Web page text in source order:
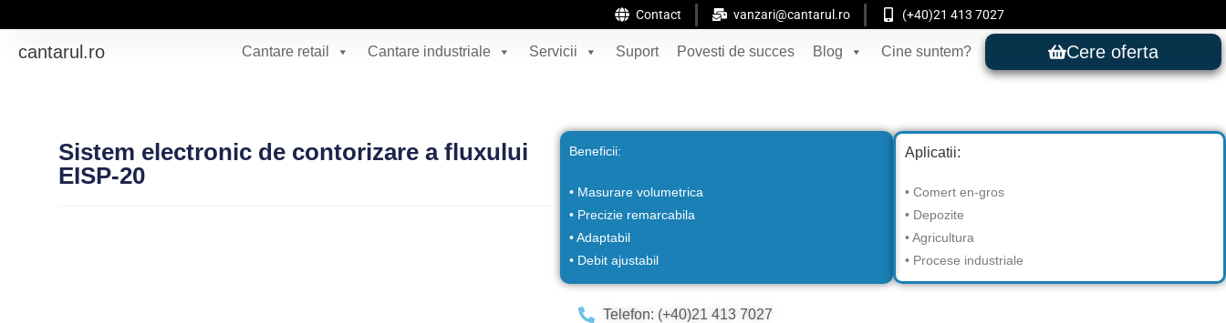
Contact vanzari@cantarul.ro (+40)21 413 7027
cantarul.ro Cantare retail Cantare industriale Servicii Suport Povesti de succes Blog Cine suntem? Cere oferta
Sistem electronic de contorizare a fluxului
EISP-20
Beneficii:
• Masurare volumetrica
• Precizie remarcabila
• Adaptabil
• Debit ajustabil
Aplicatii:
• Comert en-gros
• Depozite
• Agricultura
• Procese industriale
Telefon: (+40)21 413 7027